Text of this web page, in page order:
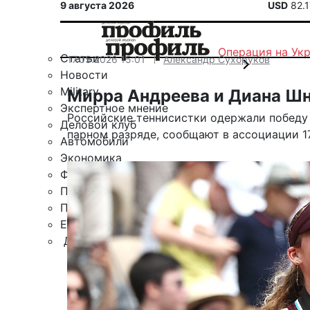
9 августа 2026 USD
Статьи
Новости
Military
Экспертное мнение
Деловой клуб
Автомобили
Экономика
Финансы
Политика
Путешествия
ЕАЭС
Другие рубрики
Спецпроект «Юрий Мамлеев»
Календарь событий
Зарубежье
Операция на
17.05.2026 15:01 Александр Сухоруков
Мирра Андреева и Диана
Российские теннисистки одержали
парном разряде, сообщают в ассоциации